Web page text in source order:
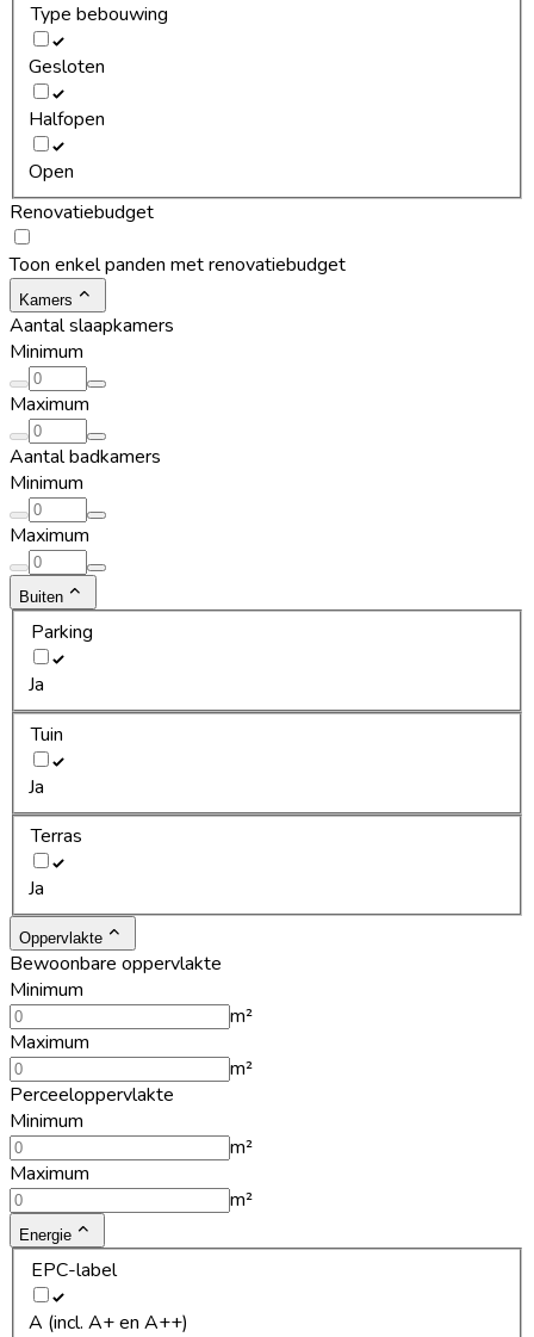
Type bebouwing
Gesloten
Halfopen
Open
Renovatiebudget
Toon enkel panden met renovatiebudget
Kamers
Aantal slaapkamers
Minimum
Maximum
Aantal badkamers
Minimum
Maximum
Buiten
Parking
Ja
Tuin
Ja
Terras
Ja
Oppervlakte
Bewoonbare oppervlakte
Minimum
m²
Maximum
m²
Perceeloppervlakte
Minimum
m²
Maximum
m²
Energie
EPC-label
A (incl. A+ en A++)